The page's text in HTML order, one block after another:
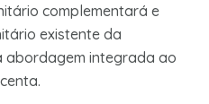
complementará e
existente da
abordagem integrada ao